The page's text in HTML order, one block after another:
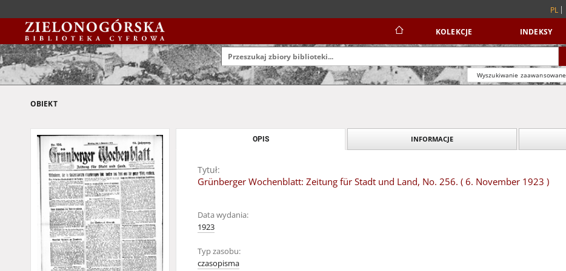
PL
KOLEKCJE INDEKSY
Wyszukiwanie zaawansowane
OBIEKT
OPIS INFORMACJE
Tytuł:
Grünberger Wochenblatt: Zeitung für Stadt und Land, No. 256. ( 6. November 1923 )
Data wydania:
1923
Typ zasobu:
czasopisma